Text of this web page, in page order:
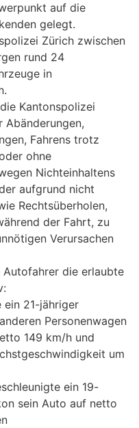
auf die
gelegt.
Zürich zwischen
rund 24
in
Kantonspolizei
Abänderungen,
Fahrens trotz
ohne
Nichteinhaltens
aufgrund nicht
Rechtsüberholen,
der Fahrt, zu
Verursachen
die erlaubte
ein 21-jähriger
Personenwagen
149 km/h und
um
ein 19-
sein Auto auf netto